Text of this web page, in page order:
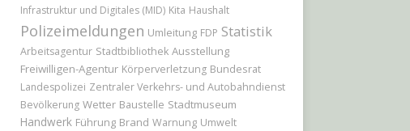
Infrastruktur und Digitales (MID) Kita Haushalt
Polizeimeldungen Umleitung FDP Statistik
Arbeitsagentur Stadtbibliothek Ausstellung
Freiwilligen-Agentur Körperverletzung Bundesrat
Landespolizei Zentraler Verkehrs- und Autobahndienst
Bevölkerung Wetter Baustelle Stadtmuseum
Handwerk Führung Brand Warnung Umwelt